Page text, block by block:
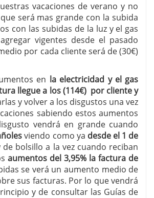
vacaciones de verano y no
será mas grande con la subida
con las subidas de la luz y el gas
vigentes desde el pasado
por cada cliente será de (30€)
en la electricidad y el gas
llegue a los (114€) por cliente y
y volver a los disgustos una vez
sabiendo estos aumentos
vendrá en grande cuando
viendo como ya desde el 1 de
bolsillo a la vez cuando reciban
aumentos del 3,95% la factura de
se verá un aumento medio de
sus facturas. Por lo que vendrá
y de consultar las Guías de